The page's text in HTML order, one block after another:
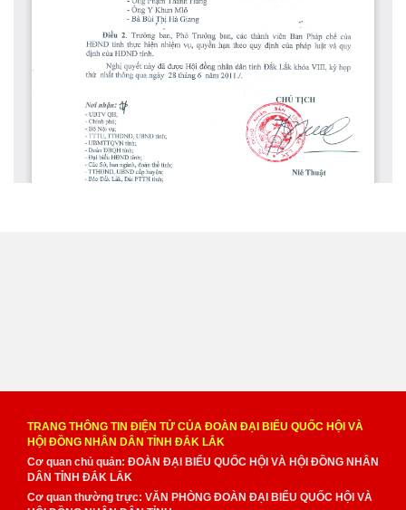
TRANG THÔNG TIN ĐIỆN TỬ CỦA ĐOÀN ĐẠI BIỂU QUỐC HỘI VÀ
HỘI ĐỒNG NHÂN DÂN TỈNH ĐẮK LẮK
Cơ quan chủ quản: ĐOÀN ĐẠI BIỂU QUỐC HỘI VÀ HỘI ĐỒNG NHÂN
DÂN TỈNH ĐẮK LẮK
Cơ quan thường trực: VĂN PHÒNG ĐOÀN ĐẠI BIỂU QUỐC HỘI VÀ